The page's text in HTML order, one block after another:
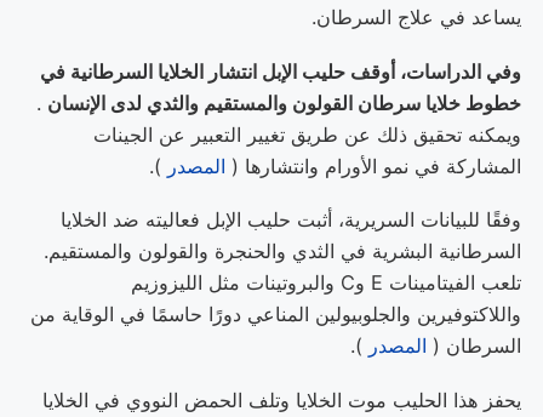
يساعد في علاج السرطان.
وفي الدراسات، أوقف حليب الإبل انتشار الخلايا السرطانية في
خطوط خلايا سرطان القولون والمستقيم والثدي لدى الإنسان .
ويمكنه تحقيق ذلك عن طريق تغيير التعبير عن الجينات
المشاركة في نمو الأورام وانتشارها ( المصدر ).
وفقًا للبيانات السريرية، أثبت حليب الإبل فعاليته ضد الخلايا
السرطانية البشرية في الثدي والحنجرة والقولون والمستقيم.
تلعب الفيتامينات E وC والبروتينات مثل الليزوزيم
واللاكتوفيرين والجلوبيولين المناعي دورًا حاسمًا في الوقاية من
السرطان ( المصدر ).
يحفز هذا الحليب موت الخلايا وتلف الحمض النووي في الخلايا